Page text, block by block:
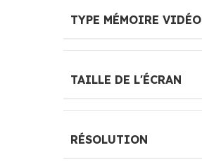
TYPE MÉMOIRE VIDÉO
TAILLE DE L'ÉCRAN
RÉSOLUTION